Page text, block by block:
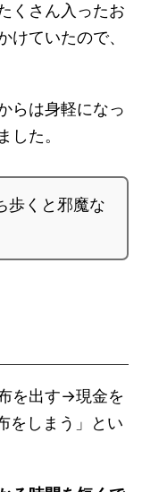
くさん入ったお
けていたので、
らは身軽になっ
した。
歩くと邪魔な
を出す→現金を
をしまう」とい